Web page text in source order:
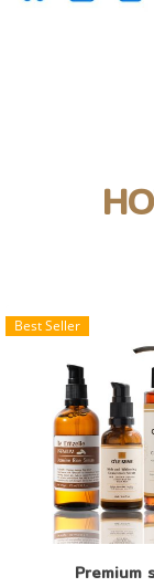
Best Seller
Premium